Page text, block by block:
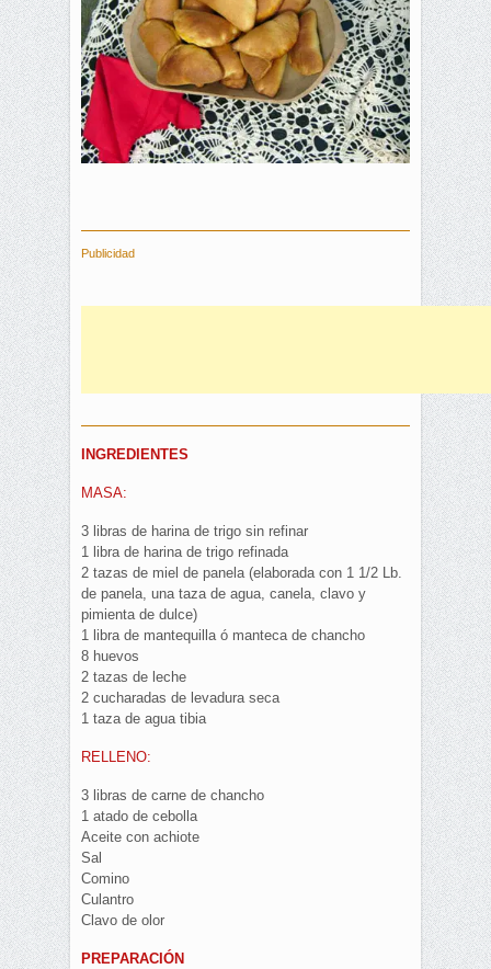
Publicidad
INGREDIENTES
MASA:
3 libras de harina de trigo sin refinar
1 libra de harina de trigo refinada
2 tazas de miel de panela (elaborada con 1 1/2 Lb.
de panela, una taza de agua, canela, clavo y
pimienta de dulce)
1 libra de mantequilla ó manteca de chancho
8 huevos
2 tazas de leche
2 cucharadas de levadura seca
1 taza de agua tibia
RELLENO:
3 libras de carne de chancho
1 atado de cebolla
Aceite con achiote
Sal
Comino
Culantro
Clavo de olor
PREPARACIÓN